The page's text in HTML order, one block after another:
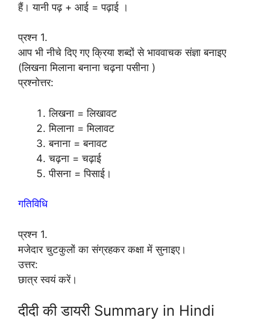
हैं। यानी पढ़ + आई = पढ़ाई ।
प्रश्न 1.
आप भी नीचे दिए गए क्रिया शब्दों से भाववाचक संज्ञा बनाइए
(लिखना मिलाना बनाना चढ़ना पसीना )
प्रश्नोत्तर:
लिखना = लिखावट
मिलाना = मिलावट
बनाना = बनावट
चढ़ना = चढ़ाई
पीसना = पिसाई।
गतिविधि
प्रश्न 1.
मजेदार चुटकुलों का संग्रहकर कक्षा में सुनाइए।
उत्तर:
छात्र स्वयं करें।
दीदी की डायरी Summary in Hindi